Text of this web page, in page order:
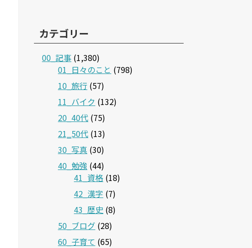
カテゴリー
00_記事 (1,380)
01_日々のこと (798)
10_旅行 (57)
11_バイク (132)
20_40代 (75)
21‗50代 (13)
30_写真 (30)
40_勉強 (44)
41_資格 (18)
42_漢字 (7)
43_歴史 (8)
50_ブログ (28)
60_子育て (65)